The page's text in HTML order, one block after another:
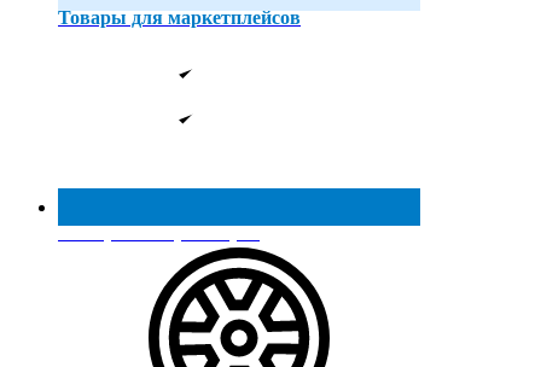
Товары для маркетплейсов
Реестр МинПромТорга